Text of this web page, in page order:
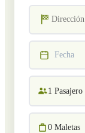
Fecha
1 Pasajero
0 Maletas